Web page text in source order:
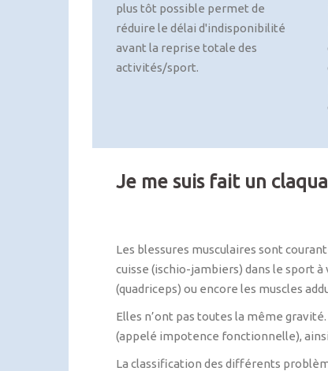
plus tôt possible permet de
réduire le délai d'indisponibilité
avant la reprise totale des
activités/sport.
Je me suis fait un
Les blessures musculaires sont
cuisse (ischio-jambiers) dans le sport
(quadriceps) ou encore les muscles
Elles n’ont pas toutes la même
(appelé impotence fonctionnelle),
La classification des différents